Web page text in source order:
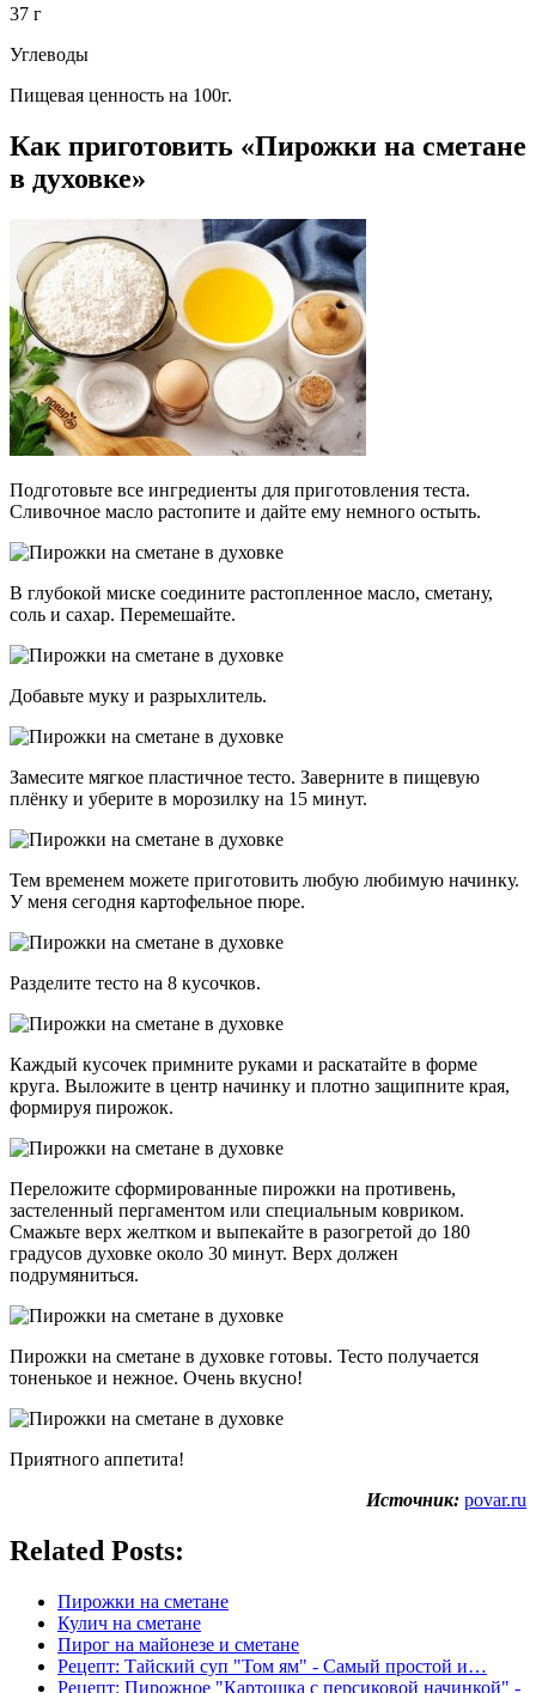
37 г
Углеводы
Пищевая ценность на 100г.
Как приготовить «Пирожки на сметане
в духовке»
Подготовьте все ингредиенты для приготовления теста.
Сливочное масло растопите и дайте ему немного остыть.
В глубокой миске соедините растопленное масло, сметану,
соль и сахар. Перемешайте.
Добавьте муку и разрыхлитель.
Замесите мягкое пластичное тесто. Заверните в пищевую
плёнку и уберите в морозилку на 15 минут.
Тем временем можете приготовить любую любимую начинку.
У меня сегодня картофельное пюре.
Разделите тесто на 8 кусочков.
Каждый кусочек примните руками и раскатайте в форме
круга. Выложите в центр начинку и плотно защипните края,
формируя пирожок.
Переложите сформированные пирожки на противень,
застеленный пергаментом или специальным ковриком.
Смажьте верх желтком и выпекайте в разогретой до 180
градусов духовке около 30 минут. Верх должен
подрумяниться.
Пирожки на сметане в духовке готовы. Тесто получается
тоненькое и нежное. Очень вкусно!
Приятного аппетита!
Источник: povar.ru
Related Posts:
Пирожки на сметане
Кулич на сметане
Пирог на майонезе и сметане
Рецепт: Тайский суп "Том ям" - Самый простой и…
Рецепт: Пирожное "Картошка с персиковой начинкой" -